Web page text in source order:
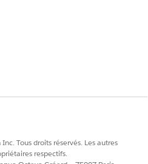
Tous droits réservés. Les autres
respectifs.